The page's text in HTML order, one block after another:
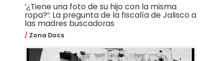
‘¿Tiene una foto de su hijo con la misma
ropa?’: La pregunta de la fiscalía de Jalisco a
las madres buscadoras
Zona Docs